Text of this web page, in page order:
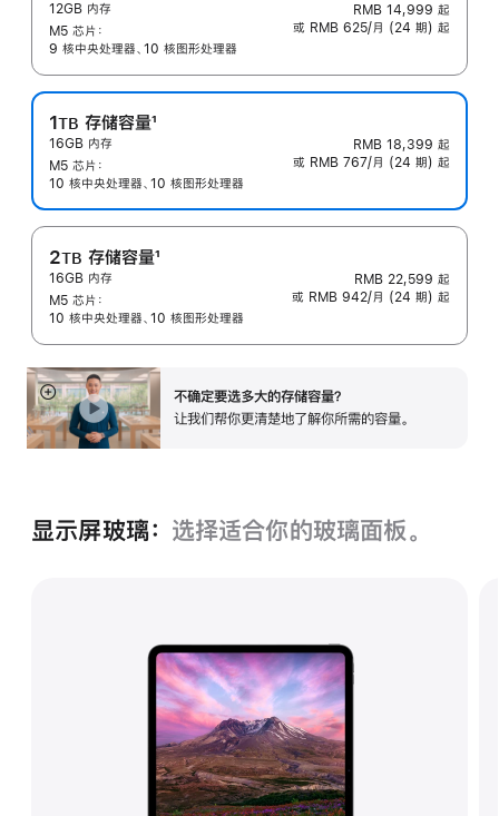
脚
注
12GB 内存
M5 芯片：
9 核中央处理器、10 核图形处理器
RMB 14,999 起
或 RMB 625/月 (24 期) 起
1TB 存储容量
脚
注
1
16GB 内存
M5 芯片：
10 核中央处理器、10 核图形处理器
RMB 18,399 起
或 RMB 767/月 (24 期) 起
2TB 存储容量
脚
注
1
16GB 内存
M5 芯片：
10 核中央处理器、10 核图形处理器
RMB 22,599 起
或 RMB 942/月 (24 期) 起
不确定要选多大的存储容⁠量？
让我们帮你更清楚地了解你所需的容量。
展
开
显示屏玻璃： 选择适合你的玻璃面‍板。